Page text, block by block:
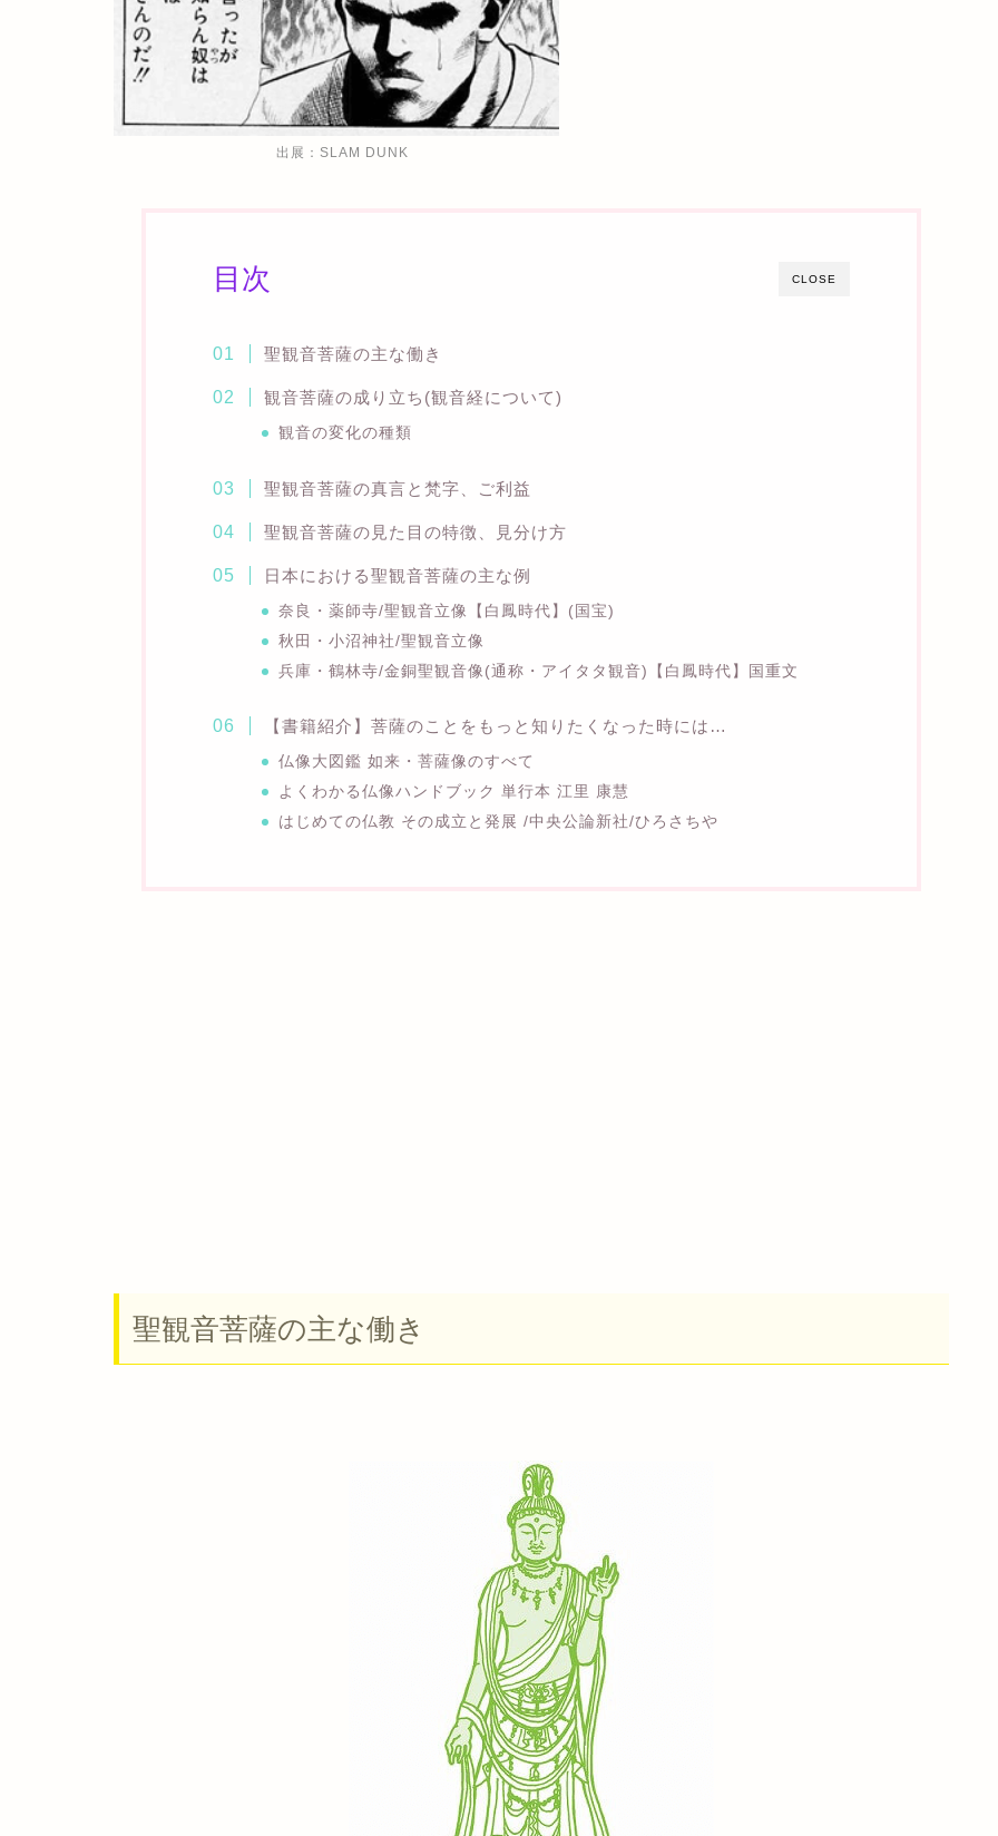
出展：SLAM DUNK
CLOSE
目次
聖観音菩薩の主な働き
観音菩薩の成り立ち(観音経について)
観音の変化の種類
聖観音菩薩の真言と梵字、ご利益
聖観音菩薩の見た目の特徴、見分け方
日本における聖観音菩薩の主な例
奈良・薬師寺/聖観音立像【白鳳時代】(国宝)
秋田・小沼神社/聖観音立像
兵庫・鶴林寺/金銅聖観音像(通称・アイタタ観音)【白鳳時代】国重文
【書籍紹介】菩薩のことをもっと知りたくなった時には…
仏像大図鑑 如来・菩薩像のすべて
よくわかる仏像ハンドブック 単行本 江里 康慧
はじめての仏教 その成立と発展 /中央公論新社/ひろさちや
聖観音菩薩の主な働き